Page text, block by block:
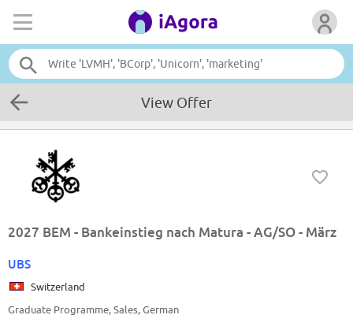
View Offer
2027 BEM - Bankeinstieg nach Matura - AG/SO - März
UBS
Switzerland
Graduate Programme, Sales, German